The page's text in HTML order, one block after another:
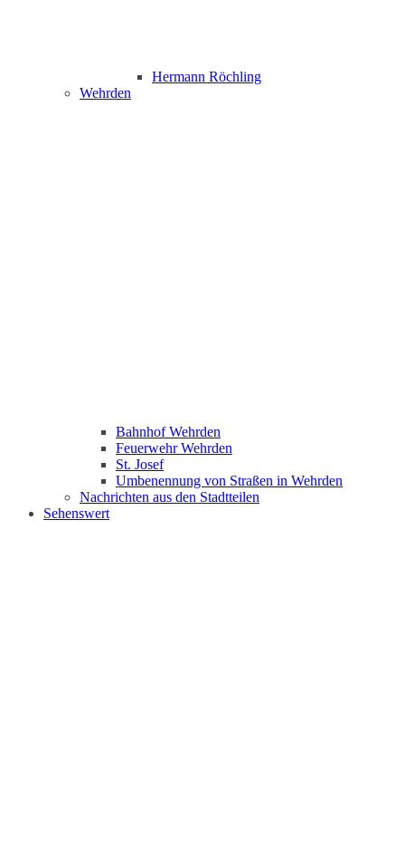
Hermann Röchling
Wehrden
Bahnhof Wehrden
Feuerwehr Wehrden
St. Josef
Umbenennung von Straßen in Wehrden
Nachrichten aus den Stadtteilen
Sehenswert